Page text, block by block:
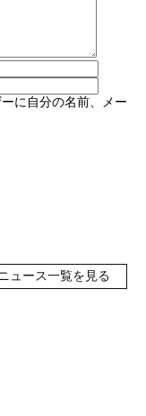
に自分の名前、メー
ュース一覧を見る